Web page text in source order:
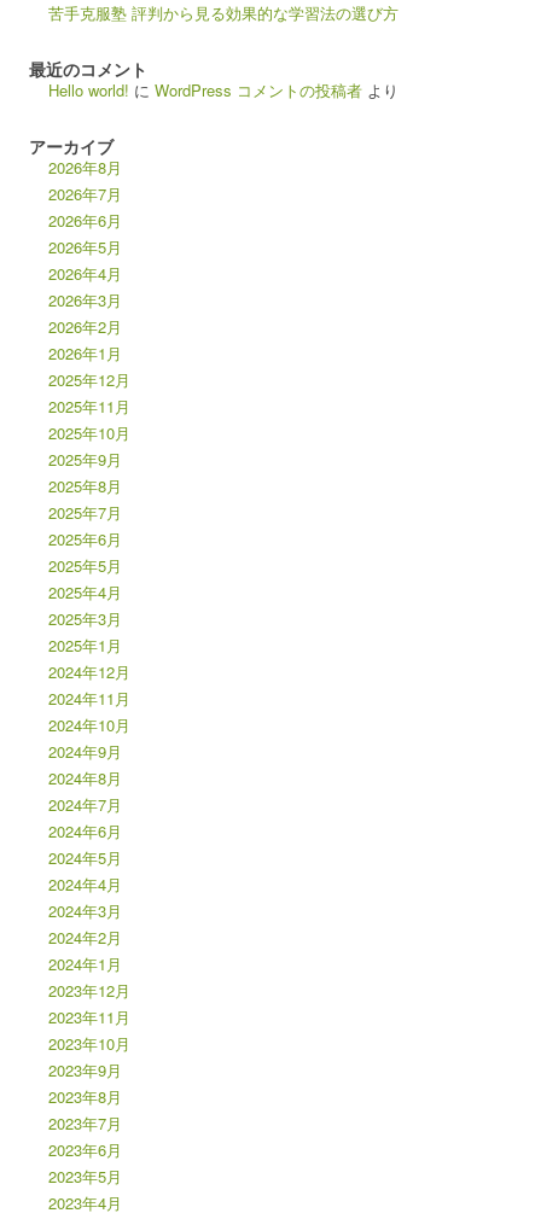
苦手克服塾 評判から見る効果的な学習法の選び方
最近のコメント
Hello world! に WordPress コメントの投稿者 より
アーカイブ
2026年8月
2026年7月
2026年6月
2026年5月
2026年4月
2026年3月
2026年2月
2026年1月
2025年12月
2025年11月
2025年10月
2025年9月
2025年8月
2025年7月
2025年6月
2025年5月
2025年4月
2025年3月
2025年1月
2024年12月
2024年11月
2024年10月
2024年9月
2024年8月
2024年7月
2024年6月
2024年5月
2024年4月
2024年3月
2024年2月
2024年1月
2023年12月
2023年11月
2023年10月
2023年9月
2023年8月
2023年7月
2023年6月
2023年5月
2023年4月